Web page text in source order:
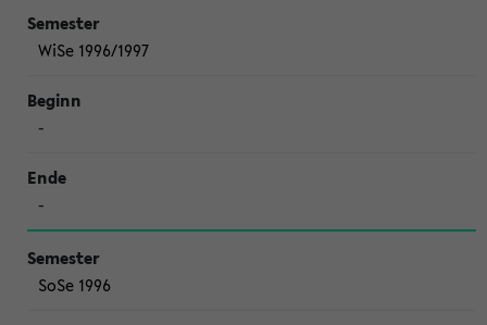
WiSe 1996/1997
-
-
SoSe 1996